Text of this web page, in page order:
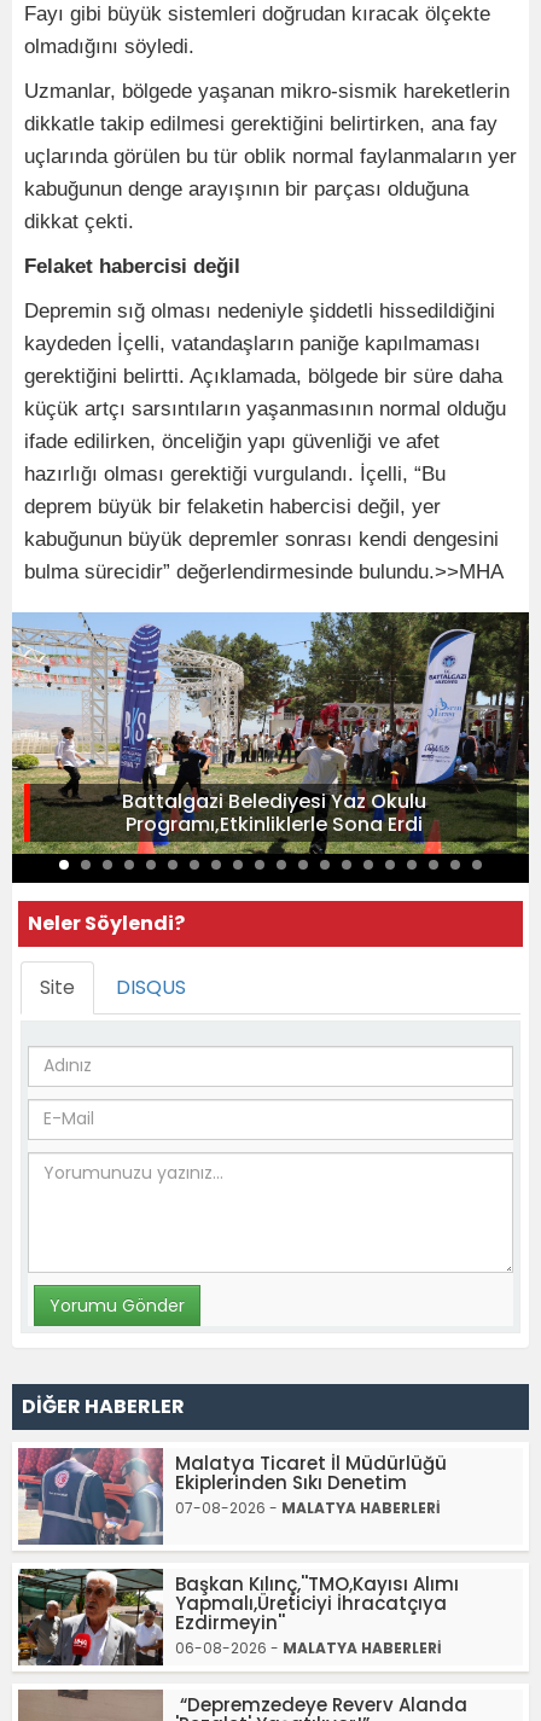
Fayı gibi büyük sistemleri doğrudan kıracak ölçekte
olmadığını söyledi.
Uzmanlar, bölgede yaşanan mikro-sismik hareketlerin
dikkatle takip edilmesi gerektiğini belirtirken, ana fay
uçlarında görülen bu tür oblik normal faylanmaların yer
kabuğunun denge arayışının bir parçası olduğuna
dikkat çekti.
Felaket habercisi değil
Depremin sığ olması nedeniyle şiddetli hissedildiğini
kaydeden İçelli, vatandaşların paniğe kapılmaması
gerektiğini belirtti. Açıklamada, bölgede bir süre daha
küçük artçı sarsıntıların yaşanmasının normal olduğu
ifade edilirken, önceliğin yapı güvenliği ve afet
hazırlığı olması gerektiği vurgulandı. İçelli, “Bu
deprem büyük bir felaketin habercisi değil, yer
kabuğunun büyük depremler sonrası kendi dengesini
bulma sürecidir” değerlendirmesinde bulundu.>>MHA
Battalgazi Belediyesi Yaz Okulu
Programı,Etkinliklerle Sona Erdi
Neler Söylendi?
Site DISQUS
DİĞER HABERLER
Malatya Ticaret İl Müdürlüğü
Ekiplerinden Sıkı Denetim
07-08-2026 - MALATYA HABERLERİ
Başkan Kılınç,''TMO,Kayısı Alımı
Yapmalı,Üreticiyi İhracatçıya
Ezdirmeyin''
06-08-2026 - MALATYA HABERLERİ
“Depremzedeye Reverv Alanda